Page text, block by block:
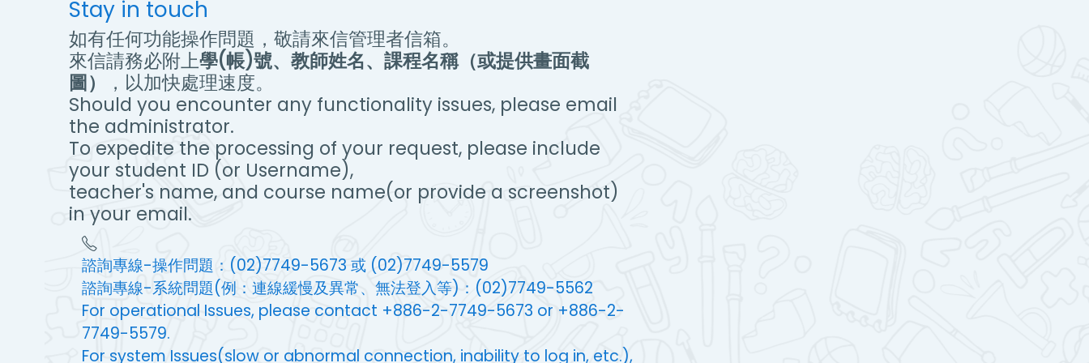
Stay in touch
如有任何功能操作問題，敬請來信管理者信箱。
來信請務必附上學(帳)號、教師姓名、課程名稱（或提供畫面截
圖）
，以加快處理速度。
Should you encounter any functionality issues, please email
the administrator.
To expedite the processing of your request, please include
your student ID (or Username),
teacher's name, and course name(or provide a screenshot)
in your email.
諮詢專線-操作問題：(02)7749-5673 或 (02)7749-5579
諮詢專線-系統問題(例：連線緩慢及異常、無法登入等)：(02)7749-5562
For operational Issues, please contact +886-2-7749-5673 or +886-2-
7749-5579.
For system Issues(slow or abnormal connection, inability to log in, etc.),